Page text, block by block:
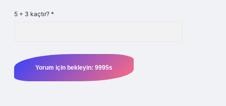
5 + 3 kaçtır? *